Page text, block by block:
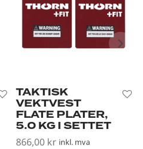
TAKTISK
VEKTVEST
FLATE PLATER,
5.0 KG I SETTET
866,00 kr inkl. mva